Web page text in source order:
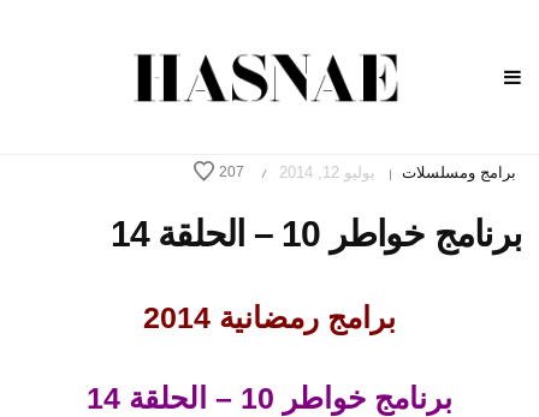
برامج ومسلسلات | يوليو 12, 2014 /
207
برنامج خواطر 10 – الحلقة 14
برامج رمضانية 2014
برنامج خواطر 10 – الحلقة 14